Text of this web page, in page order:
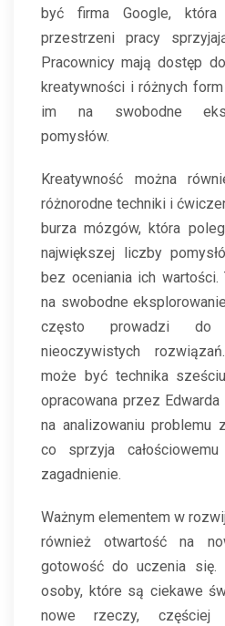
być firma Google,
przestrzeni pracy
Pracownicy mają dostęp
kreatywności i różnych
im na swobodne
pomysłów.
Kreatywność można
różnorodne techniki i
burza mózgów, która
największej liczby
bez oceniania ich
na swobodne
często prowadzi do
nieoczywistych
może być technika
opracowana przez
na analizowaniu problemu
co sprzyja
zagadnienie.
Ważnym elementem w
również otwartość na
gotowość do uczenia się.
osoby, które są ciekawe
nowe rzeczy, częściej